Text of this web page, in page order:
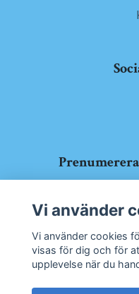
Vi använder
Vi använder cookies
visas för dig och för
upplevelse när du